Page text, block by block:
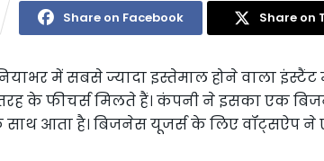
Share on Facebook Share on
में सबसे ज्यादा इस्तेमाल होने वाला इंस्टैंट
के फीचर्स मिलते हैं। कंपनी ने इसका एक
आता है। बिजनेस यूजर्स के लिए वॉट्सऐप ने